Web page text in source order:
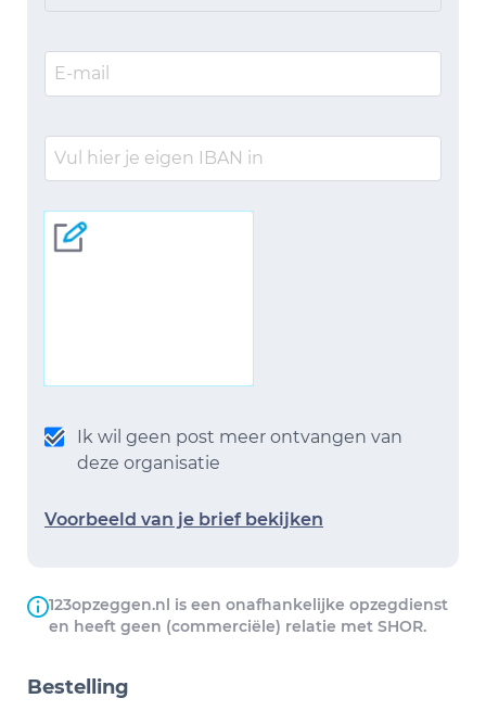
Ik wil geen post meer ontvangen van
deze organisatie
Voorbeeld van je brief bekijken
123opzeggen.nl is een onafhankelijke opzegdienst
en heeft geen (commerciële) relatie met SHOR.
Bestelling